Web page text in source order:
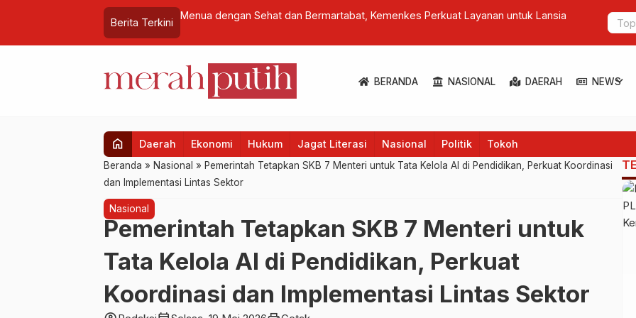
Berita Terkini
Kelola 120 Juta Hektare Kawasan Hutan, Kemenhut Perketat Sistem Mitigasi Risiko
Marak
BERANDA NASIONAL DAERAH NEWS
expand_more
home Daerah Ekonomi Hukum Jagat Literasi Nasional Politik Tokoh
Beranda » Nasional » Pemerintah Tetapkan SKB 7 Menteri untuk Tata Kelola AI di Pendidikan, Perkuat Koordinasi
dan Implementasi Lintas Sektor
Nasional
Pemerintah Tetapkan SKB 7 Menteri untuk
Tata Kelola AI di Pendidikan, Perkuat
Koordinasi dan Implementasi Lintas Sektor